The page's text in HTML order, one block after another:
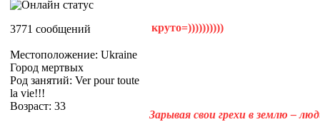
3771 сообщений
Местоположение: Ukraine
Город мертвых
Род занятий: Ver pour toute
la vie!!!
Возраст: 33
круто=))))))))))
Зарывая свои грехи в землю –